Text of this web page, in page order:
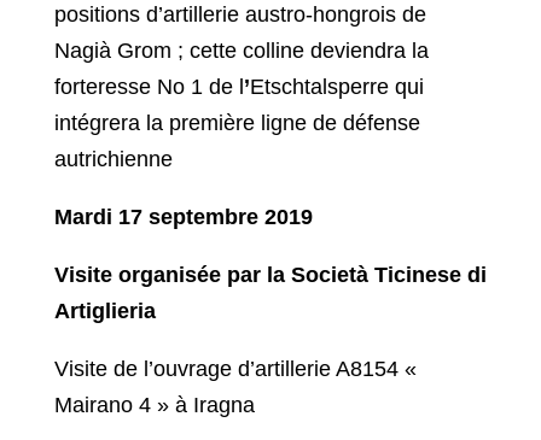
positions d’artillerie austro-hongrois de
Nagià Grom ; cette colline deviendra la
forteresse No 1 de l’Etschtalsperre qui
intégrera la première ligne de défense
autrichienne
Mardi 17 septembre 2019
Visite organisée par la Società Ticinese di
Artiglieria
Visite de l’ouvrage d’artillerie A8154 «
Mairano 4 » à Iragna